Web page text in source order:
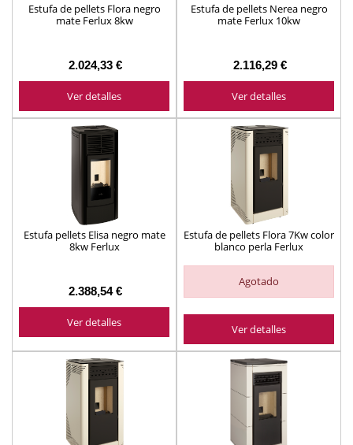
Estufa de pellets Flora negro
mate Ferlux 8kw
2.024,33 €
Ver detalles
Estufa de pellets Nerea negro
mate Ferlux 10kw
2.116,29 €
Ver detalles
Estufa pellets Elisa negro mate
8kw Ferlux
2.388,54 €
Ver detalles
Estufa de pellets Flora 7Kw color
blanco perla Ferlux
Agotado
Ver detalles